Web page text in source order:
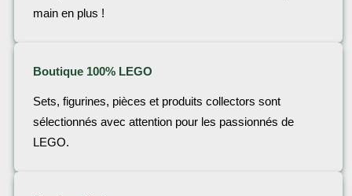
main en plus !
Boutique 100% LEGO
Sets, figurines, pièces et produits collectors sont
sélectionnés avec attention pour les passionnés de
LEGO.